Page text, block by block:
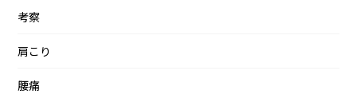
考察
肩こり
腰痛